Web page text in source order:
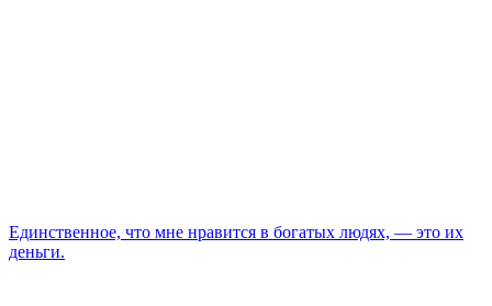
Единственное, что мне нравится в богатых людях, — это их
деньги.